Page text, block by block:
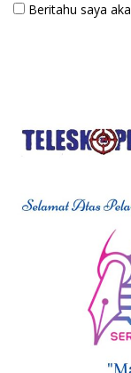
Beritahu saya